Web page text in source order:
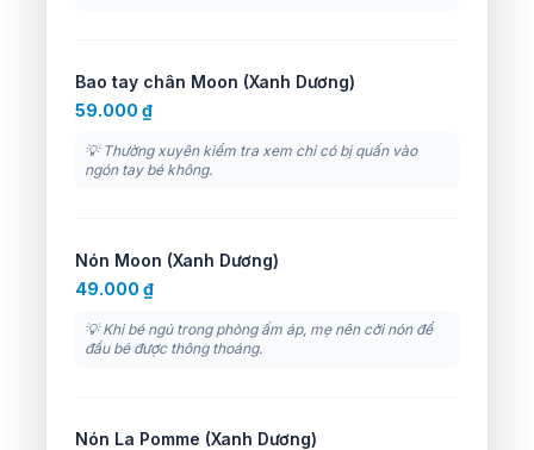
Bao tay chân Moon (Xanh Dương)
59.000 ₫
💡 Thường xuyên kiểm tra xem chỉ có bị quấn vào
ngón tay bé không.
Nón Moon (Xanh Dương)
49.000 ₫
💡 Khi bé ngủ trong phòng ấm áp, mẹ nên cởi nón để
đầu bé được thông thoáng.
Nón La Pomme (Xanh Dương)